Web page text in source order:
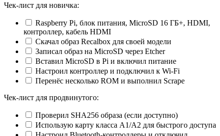
Чек‑лист для новичка:
Raspberry Pi, блок питания, MicroSD 16 ГБ+, HDMI,
контроллер, кабель HDMI
Скачал образ Recalbox для своей модели
Записал образ на MicroSD через Etcher
Вставил MicroSD в Pi и включил питание
Настроил контроллер и подключил к Wi‑Fi
Перенёс несколько ROM и выполнил Scrape
Чек‑лист для продвинутого:
Проверил SHA256 образа (если доступно)
Использую карту класса A1/A2 для быстрого доступа